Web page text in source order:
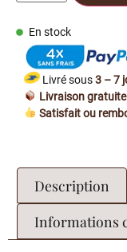
En stock
Livré sous3 – 7
Livraison gratuite
Satisfait ou
Description
Informations